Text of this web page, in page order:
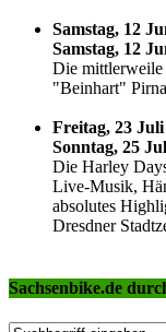
Samstag, 12
Samstag, 12
Die mittlerweile
"Beinhart"
Freitag, 23 Juli
Sonntag, 25
Die Harley
Live-Musik,
absolutes
Dresdner
Sachsenbike.de